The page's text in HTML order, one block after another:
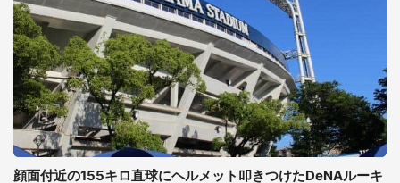
顔面付近の155キロ直球にヘルメット叩きつけたDeNAルーキ